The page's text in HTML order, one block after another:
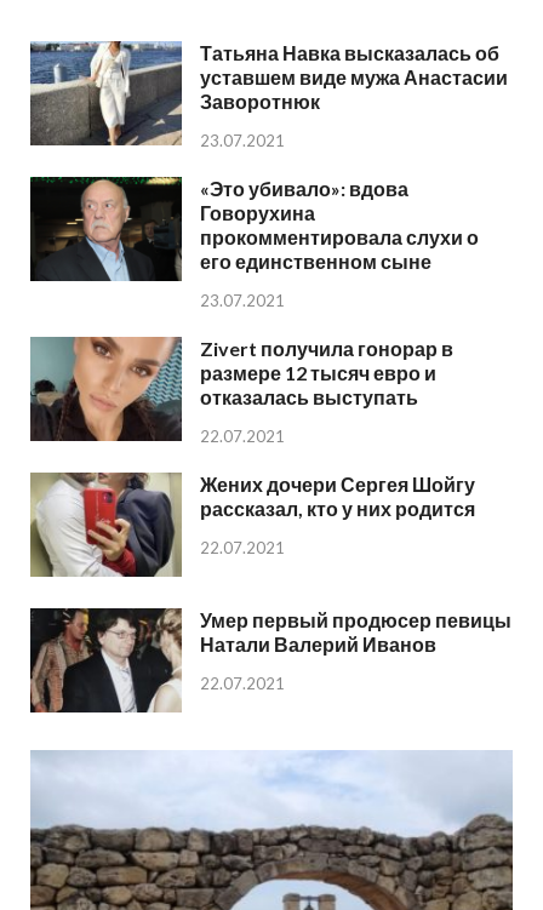
Татьяна Навка высказалась об
уставшем виде мужа Анастасии
Заворотнюк
23.07.2021
«Это убивало»: вдова
Говорухина
прокомментировала слухи о
его единственном сыне
23.07.2021
Zivert получила гонорар в
размере 12 тысяч евро и
отказалась выступать
22.07.2021
Жених дочери Сергея Шойгу
рассказал, кто у них родится
22.07.2021
Умер первый продюсер певицы
Натали Валерий Иванов
22.07.2021